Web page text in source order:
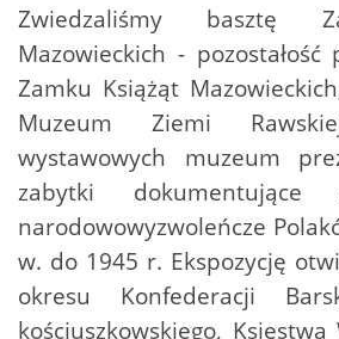
Zwiedzaliśmy basztę
Mazowieckich - pozostałość
Zamku Książąt
Muzeum Ziemi
wystawowych muzeum
zabytki dokumentujące
narodowowyzwoleńcze
w. do 1945 r. Ekspozycję
okresu Konfederacji
kościuszkowskiego,